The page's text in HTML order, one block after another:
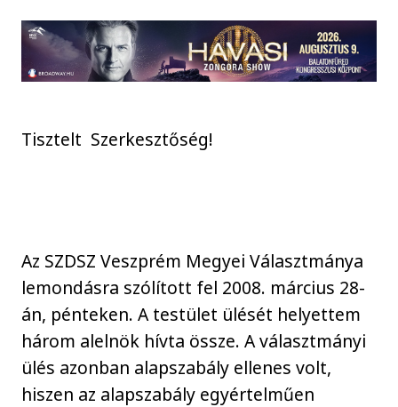
Tisztelt Szerkesztőség!
Az SZDSZ Veszprém Megyei Választmánya
lemondásra szólított fel 2008. március 28-
án, pénteken. A testület ülését helyettem
három alelnök hívta össze. A választmányi
ülés azonban alapszabály ellenes volt,
hiszen az alapszabály egyértelműen